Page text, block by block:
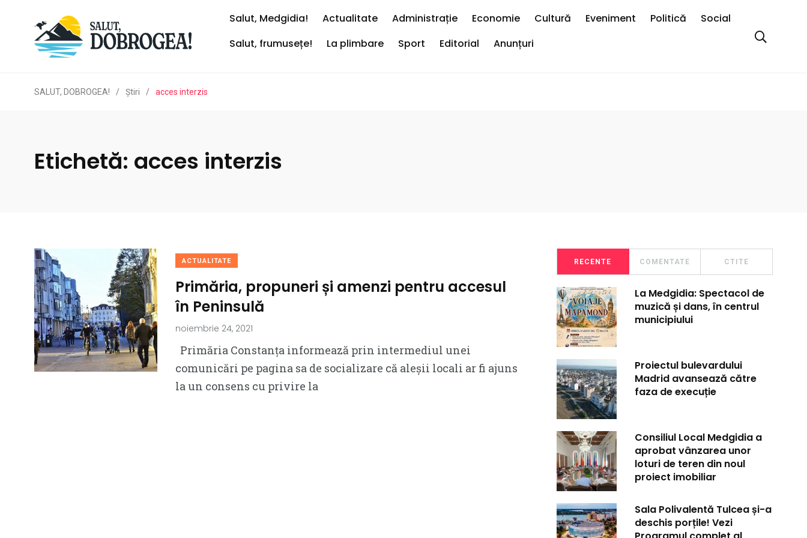
Salut, Medgidia! Actualitate Administrație Economie Cultură Eveniment Politică
Social
Salut, frumusețe!
La plimbare Sport Editorial Anunțuri
SALUT, DOBROGEA! / Ştiri / acces interzis
Etichetă: acces interzis
ACTUALITATE
Primăria, propuneri și amenzi pentru accesul
în Peninsulă
noiembrie 24, 2021
Primăria Constanța informează prin intermediul unei
comunicări pe pagina sa de socializare că aleșii locali ar fi ajuns
la un consens cu privire la
RECENTE COMENTATE CTITE
La Medgidia: Spectacol de
muzică și dans, în centrul
municipiului
Proiectul bulevardului
Madrid avansează către
faza de execuție
Consiliul Local Medgidia a
aprobat vânzarea unor
loturi de teren din noul
proiect imobiliar
Sala Polivalentă Tulcea și-a
deschis porțile! Vezi